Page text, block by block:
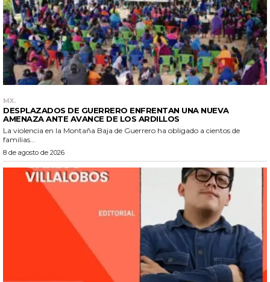
MX.
DESPLAZADOS DE GUERRERO ENFRENTAN UNA NUEVA
AMENAZA ANTE AVANCE DE LOS ARDILLOS
La violencia en la Montaña Baja de Guerrero ha obligado a cientos de
familias...
8 de agosto de 2026